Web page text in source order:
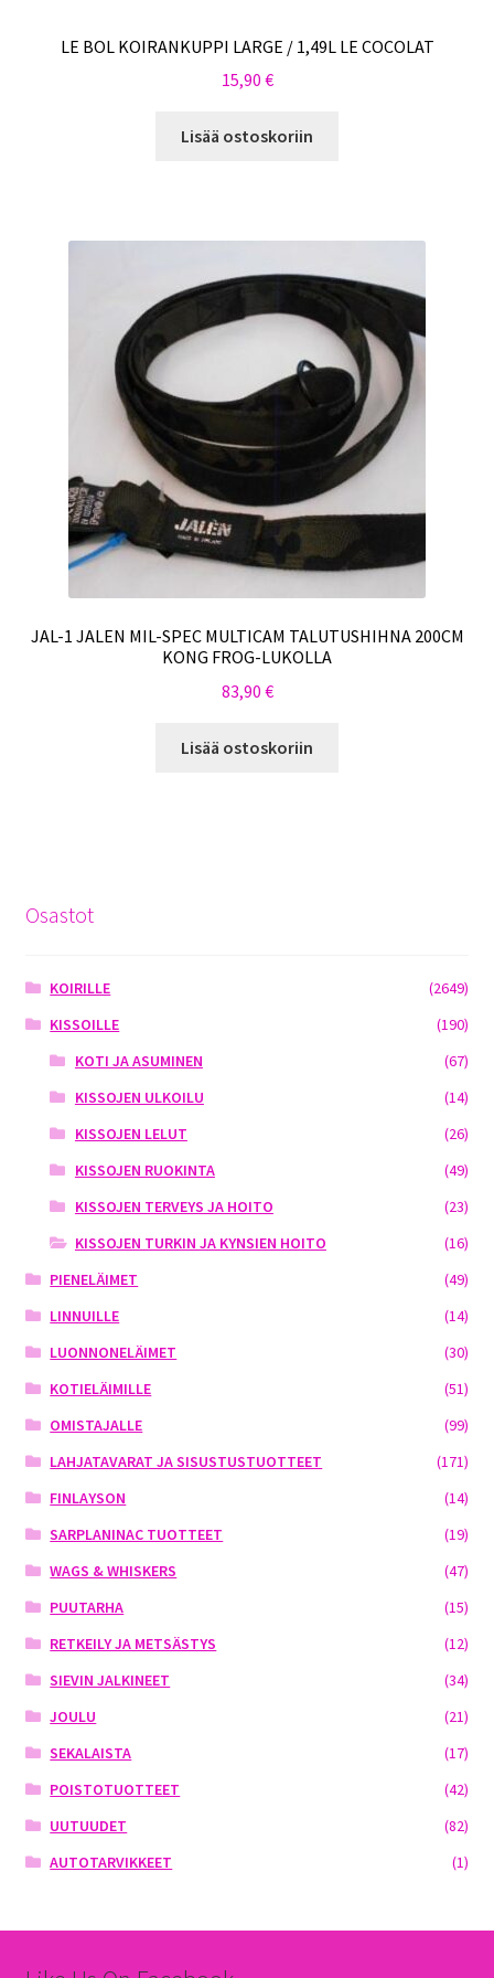
LE BOL KOIRANKUPPI LARGE / 1,49L LE COCOLAT
15,90 €
Lisää ostoskoriin
JAL-1 JALEN MIL-SPEC MULTICAM TALUTUSHIHNA 200CM
KONG FROG-LUKOLLA
83,90 €
Lisää ostoskoriin
Osastot
KOIRILLE
(2649)
KISSOILLE
(190)
KOTI JA ASUMINEN
(67)
KISSOJEN ULKOILU
(14)
KISSOJEN LELUT
(26)
KISSOJEN RUOKINTA
(49)
KISSOJEN TERVEYS JA HOITO
(23)
KISSOJEN TURKIN JA KYNSIEN HOITO
(16)
PIENELÄIMET
(49)
LINNUILLE
(14)
LUONNONELÄIMET
(30)
KOTIELÄIMILLE
(51)
OMISTAJALLE
(99)
LAHJATAVARAT JA SISUSTUSTUOTTEET
(171)
FINLAYSON
(14)
SARPLANINAC TUOTTEET
(19)
WAGS & WHISKERS
(47)
PUUTARHA
(15)
RETKEILY JA METSÄSTYS
(12)
SIEVIN JALKINEET
(34)
JOULU
(21)
SEKALAISTA
(17)
POISTOTUOTTEET
(42)
UUTUUDET
(82)
AUTOTARVIKKEET
(1)